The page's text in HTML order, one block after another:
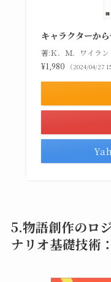
キャラクターか
著:Ｋ．Ｍ．ワイラ
¥1,980
（2024/04/27
5.物語創作のロ
ナリオ基礎技術